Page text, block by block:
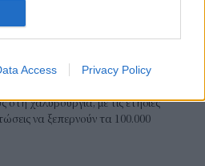
Access Privacy Policy
και
όμως δημιουργεί ένα νέο
στη χαλυβουργία, με τις ετήσιες
να ξεπερνούν τα 100.000